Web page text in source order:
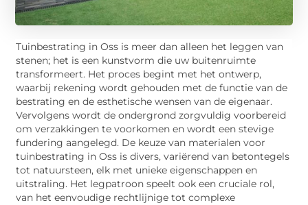
Tuinbestrating in Oss is meer dan alleen het leggen van
stenen; het is een kunstvorm die uw buitenruimte
transformeert. Het proces begint met het ontwerp,
waarbij rekening wordt gehouden met de functie van de
bestrating en de esthetische wensen van de eigenaar.
Vervolgens wordt de ondergrond zorgvuldig voorbereid
om verzakkingen te voorkomen en wordt een stevige
fundering aangelegd. De keuze van materialen voor
tuinbestrating in Oss is divers, variërend van betontegels
tot natuursteen, elk met unieke eigenschappen en
uitstraling. Het legpatroon speelt ook een cruciale rol,
van het eenvoudige rechtlijnige tot complexe